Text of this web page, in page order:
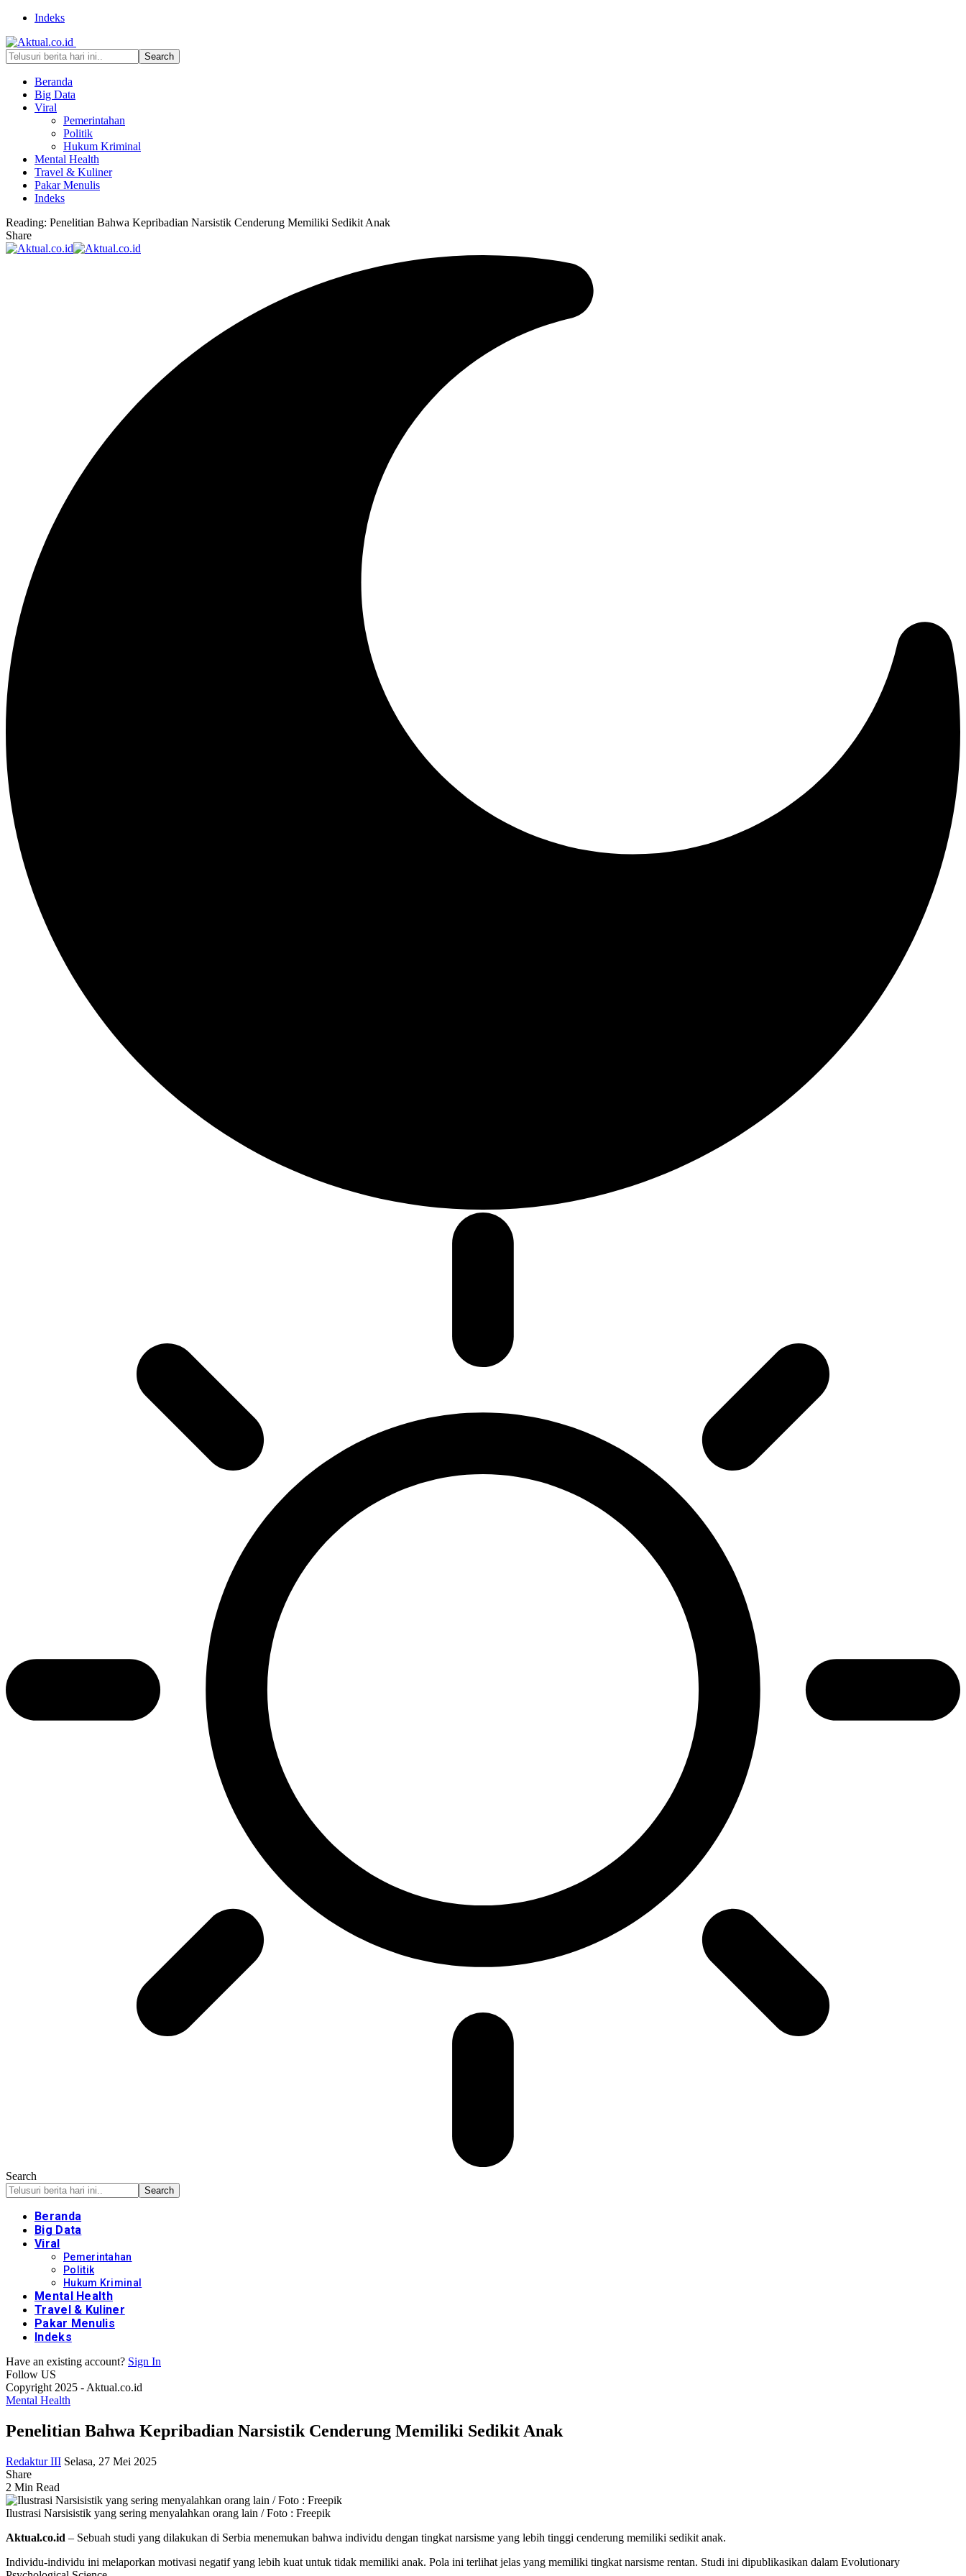
Indeks
Beranda
Big Data
Viral
Pemerintahan
Politik
Hukum Kriminal
Mental Health
Travel & Kuliner
Pakar Menulis
Indeks
Reading: Penelitian Bahwa Kepribadian Narsistik Cenderung Memiliki Sedikit Anak
Share
Search
Beranda
Big Data
Viral
Pemerintahan
Politik
Hukum Kriminal
Mental Health
Travel & Kuliner
Pakar Menulis
Indeks
Have an existing account? Sign In
Follow US
Copyright 2025 - Aktual.co.id
Mental Health
Penelitian Bahwa Kepribadian Narsistik Cenderung Memiliki Sedikit Anak
Redaktur III Selasa, 27 Mei 2025
Share
2 Min Read
Ilustrasi Narsisistik yang sering menyalahkan orang lain / Foto : Freepik
Aktual.co.id – Sebuah studi yang dilakukan di Serbia menemukan bahwa individu dengan tingkat narsisme yang lebih tinggi cenderung memiliki sedikit anak.
Individu-individu ini melaporkan motivasi negatif yang lebih kuat untuk tidak memiliki anak. Pola ini terlihat jelas yang memiliki tingkat narsisme rentan. Studi ini dipublikasikan dalam Evolutionary